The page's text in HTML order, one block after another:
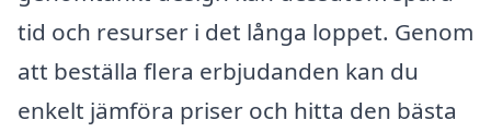
tid och resurser i det långa loppet. Genom
att beställa flera erbjudanden kan du
enkelt jämföra priser och hitta den bästa